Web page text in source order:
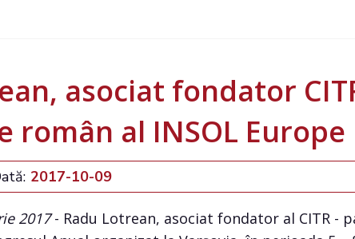
asociat fondator
român al INSOL Europe
2017-10-09
2017- Radu Lotrean, asociat fondator al CITR -